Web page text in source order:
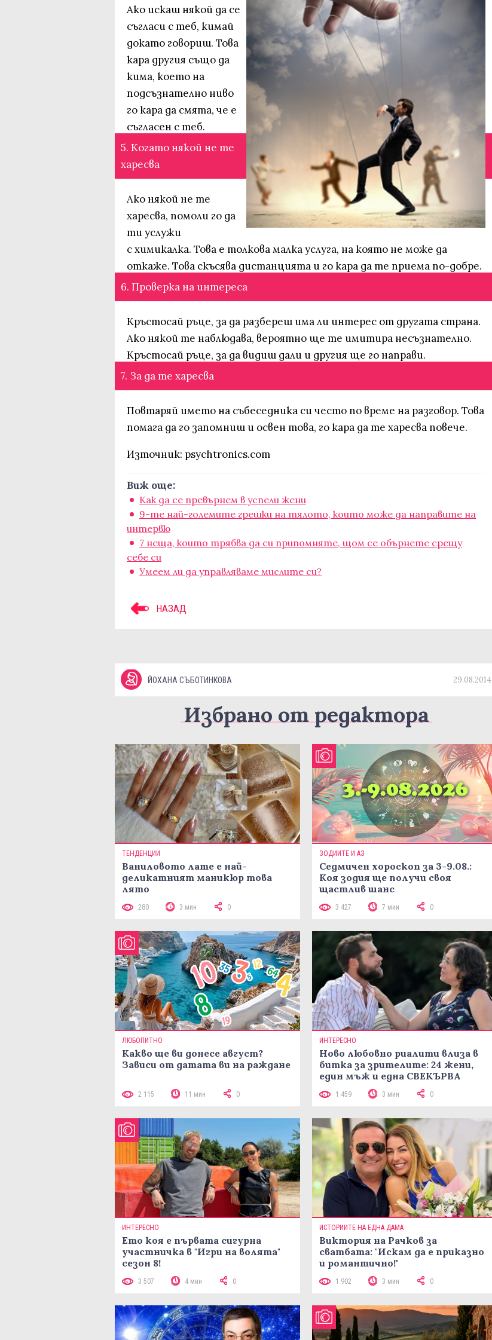
Ако искаш някой да се
съгласи с теб, кимай
докато говориш. Това
кара другия също да
кима, което на
подсъзнателно ниво
го кара да смята, че е
съгласен с теб.
5. Когато някой не те
харесва
Ако някой не те
харесва, помоли го да
ти услужи
с химикалка. Това е толкова малка услуга, на която не може да
откаже. Това скъсява дистанцията и го кара да те приема по-добре.
6. Проверка на интереса
Кръстосай ръце, за да разбереш има ли интерес от другата страна.
Ако някой те наблюдава, вероятно ще те имитира несъзнателно.
Кръстосай ръце, за да видиш дали и другия ще го направи.
7. За да те харесва
Повтаряй името на събеседника си често по време на разговор. Това
помага да го запомниш и освен това, го кара да те харесва повече.
Източник: psychtronics.com
Виж още:
Как да се превърнем в успели жени
9-те най-големите грешки на тялото, които може да направите на
интервю
7 неща, които трябва да си припомняте, щом се обърнете срещу
себе си
Умеем ли да управляваме мислите си?
НАЗАД
ЙОХАНА СЪБОТИНКОВА 29.08.2014
Избрано от редактора
ТЕНДЕНЦИИ
Ваниловото лате е най-
деликатният маникюр това
лято
280 3 мин 0
ЗОДИИТЕ И АЗ
Седмичен хороскоп за 3-9.08.:
Коя зодия ще получи своя
щастлив шанс
3 427 7 мин 0
ЛЮБОПИТНО
Какво ще ви донесе август?
Зависи от датата ви на ражданe
2 115 11 мин 0
ИНТЕРЕСНО
Ново любовно риалити влиза в
битка за зрителите: 24 жени,
един мъж и една СВЕКЪРВА
1 459 3 мин 0
ИНТЕРЕСНО
Ето коя е първата сигурна
участничка в "Игри на волята"
сезон 8!
3 507 4 мин 0
ИСТОРИИТЕ НА ЕДНА ДАМА
Виктория на Рачков за
сватбата: "Искам да е приказно
и романтично!"
1 902 3 мин 0